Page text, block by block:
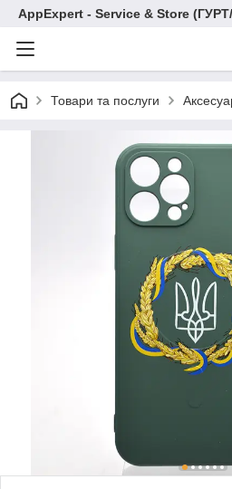
AppExpert - Service & Store
Товари та послуги